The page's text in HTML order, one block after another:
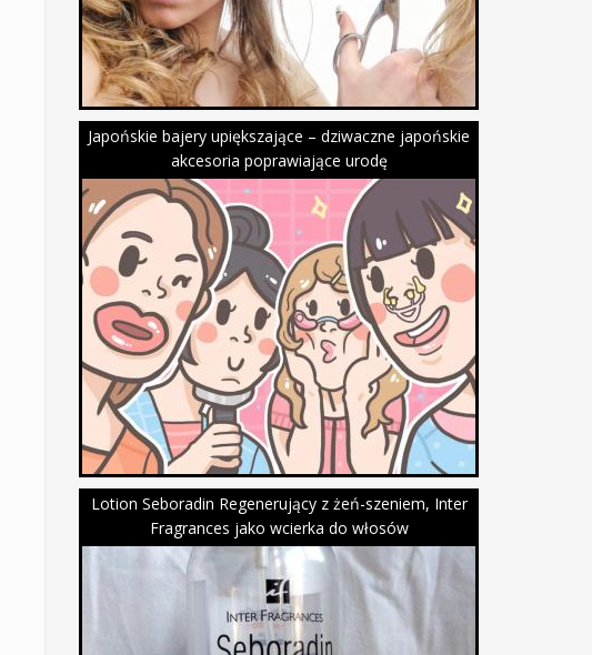
Japońskie bajery upiększające – dziwaczne japońskie
akcesoria poprawiające urodę
Lotion Seboradin Regenerujący z żeń-szeniem, Inter
Fragrances jako wcierka do włosów